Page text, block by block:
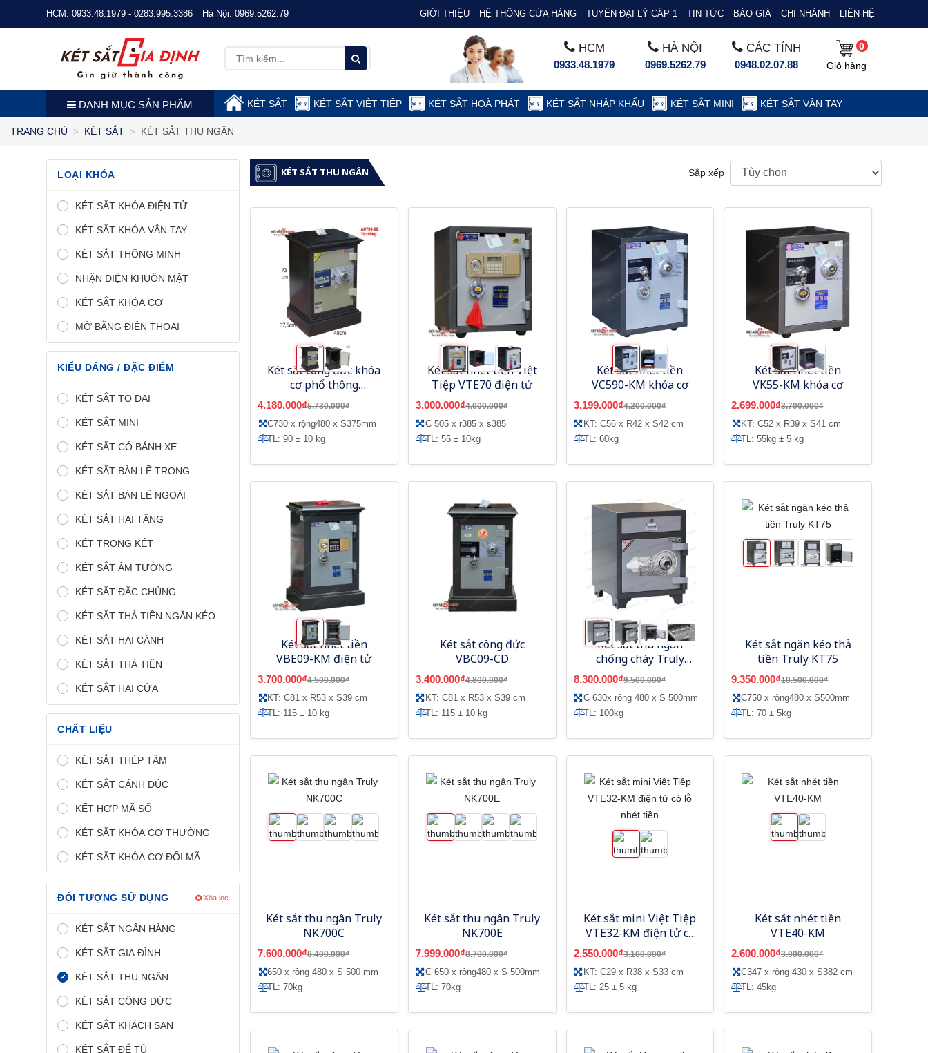
HCM: 0933.48.1979 - 0283.995.3386 Hà Nội: 0969.5262.79 GIỚI THIỆU HỆ THỐNG CỬA HÀNG TUYỂN ĐẠI LÝ CẤP 1 TIN TỨC BÁO GIÁ CHI NHÁNH LIÊN HỆ
HCM
0933.48.1979
HÀ NỘI
0969.5262.79
CÁC TỈNH
0948.02.07.88
0
Giỏ hàng
DANH MỤC SẢN PHẨM KÉT SẮT KÉT SẮT VIỆT TIỆP KÉT SẮT HOÀ PHÁT KÉT SẮT NHẬP KHẨU KÉT SẮT MINI KÉT SẮT VÂN TAY
TRANG CHỦ KÉT SẮT KÉT SẮT THU NGÂN
LOẠI KHÓA
KÉT SẮT KHÓA ĐIỆN TỬ
KÉT SẮT KHÓA VÂN TAY
KÉT SẮT THÔNG MINH
NHẬN DIỆN KHUÔN MẶT
KÉT SẮT KHÓA CƠ
MỞ BẰNG ĐIỆN THOẠI
KIỂU DÁNG / ĐẶC ĐIỂM
KÉT SẮT TO ĐẠI
KÉT SẮT MINI
KÉT SẮT CÓ BÁNH XE
KÉT SẮT BÀN LỀ TRONG
KÉT SẮT BÀN LỀ NGOÀI
KÉT SẮT HAI TẦNG
KÉT TRONG KÉT
KÉT SẮT ÂM TƯỜNG
KÉT SẮT ĐẶC CHỦNG
KÉT SẮT THẢ TIỀN NGĂN KÉO
KÉT SẮT HAI CÁNH
KÉT SẮT THẢ TIỀN
KÉT SẮT HAI CỬA
CHẤT LIỆU
KÉT SẮT THÉP TẤM
KÉT SẮT CÁNH ĐÚC
KẾT HỢP MÃ SỐ
KÉT SẮT KHÓA CƠ THƯỜNG
KÉT SẮT KHÓA CƠ ĐỔI MÃ
ĐỐI TƯỢNG SỬ DỤNG Xóa lọc
KÉT SẮT NGÂN HÀNG
KÉT SẮT GIA ĐÌNH
KÉT SẮT THU NGÂN
KÉT SẮT CÔNG ĐỨC
KÉT SẮT KHÁCH SẠN
KÉT SẮT ĐỂ TỦ
KÉT SẮT THU NGÂN Sắp xếp
Két sắt công đức khóa
cơ phổ thông
Adelbank AC730CD
4.180.000₫5.730.000₫
C730 x rộng480 x S375mm
TL: 90 ± 10 kg
Két sắt nhét tiền Việt
Tiệp VTE70 điện tử
3.000.000₫4.000.000₫
C 505 x r385 x s385
TL: 55 ± 10kg
Két sắt nhét tiền
VC590-KM khóa cơ
3.199.000₫4.200.000₫
KT: C56 x R42 x S42 cm
TL: 60kg
Két sắt nhét tiền
VK55-KM khóa cơ
2.699.000₫3.700.000₫
KT: C52 x R39 x S41 cm
TL: 55kg ± 5 kg
Két sắt nhét tiền
VBE09-KM điện tử
3.700.000₫4.500.000₫
KT: C81 x R53 x S39 cm
TL: 115 ± 10 kg
Két sắt công đức
VBC09-CD
3.400.000₫4.800.000₫
KT: C81 x R53 x S39 cm
TL: 115 ± 10 kg
Két sắt thu ngân
chống cháy Truly
NK630
8.300.000₫9.500.000₫
C 630x rộng 480 x S 500mm
TL: 100kg
Két sắt ngăn kéo thả
tiền Truly KT75
9.350.000₫10.500.000₫
C750 x rộng480 x S500mm
TL: 70 ± 5kg
Két sắt thu ngân Truly
NK700C
7.600.000₫8.400.000₫
650 x rộng 480 x S 500 mm
TL: 70kg
Két sắt thu ngân Truly
NK700E
7.999.000₫8.700.000₫
C 650 x rộng480 x S 500mm
TL: 70kg
Két sắt mini Việt Tiệp
VTE32-KM điện tử có
lỗ nhét tiền
2.550.000₫3.100.000₫
KT: C29 x R38 x S33 cm
TL: 25 ± 5 kg
Két sắt nhét tiền
VTE40-KM
2.600.000₫3.000.000₫
C347 x rộng 430 x S382 cm
TL: 45kg